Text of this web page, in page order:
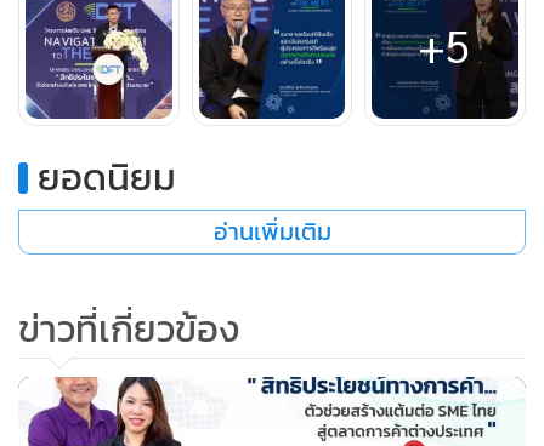
+5
ยอดนิยม
อ่านเพิ่มเติม
ข่าวที่เกี่ยวข้อง